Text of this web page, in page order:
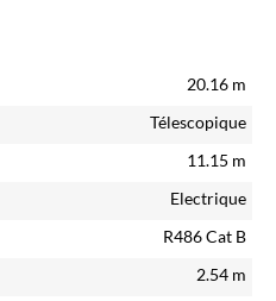
20.16 m
Télescopique
11.15 m
Electrique
R486 Cat B
2.54 m